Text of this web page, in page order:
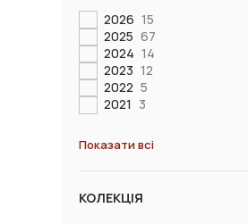
2026 15
2025 67
2024 14
2023 12
2022 5
2021 3
Показати всі
КОЛЕКЦІЯ